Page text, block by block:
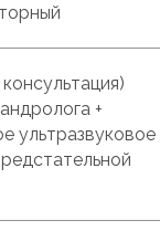
+
ультразвуковое